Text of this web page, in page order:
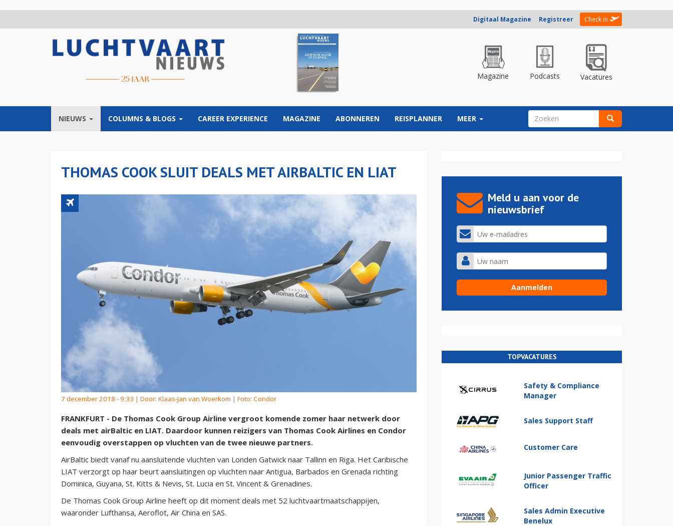
Digitaal Magazine Registreer Check in
Magazine Podcasts Vacatures
NIEUWS COLUMNS & BLOGS CAREER EXPERIENCE MAGAZINE ABONNEREN REISPLANNER MEER ZOEKVELD
THOMAS COOK SLUIT DEALS MET AIRBALTIC EN LIAT
7 december 2018 - 9:33 | Door: Klaas-Jan van Woerkom | Foto: Condor
FRANKFURT - De Thomas Cook Group Airline vergroot komende zomer haar netwerk door
deals met airBaltic en LIAT. Daardoor kunnen reizigers van Thomas Cook Airlines en Condor
eenvoudig overstappen op vluchten van de twee nieuwe partners.
AirBaltic biedt vanaf nu aansluitende vluchten van Londen Gatwick naar Tallinn en Riga. Het Caribische
LIAT verzorgt op haar beurt aansluitingen op vluchten naar Antigua, Barbados en Grenada richting
Dominica, Guyana, St. Kitts & Nevis, St. Lucia en St. Vincent & Grenadines.
De Thomas Cook Group Airline heeft op dit moment deals met 52 luchtvaartmaatschappijen,
waaronder Lufthansa, Aeroflot, Air China en SAS.
Meld u aan voor de
nieuwsbrief
TOPVACATURES
Safety & Compliance
Manager
Sales Support Staff
Customer Care
Junior Passenger Traffic
Officer
Sales Admin Executive
Benelux